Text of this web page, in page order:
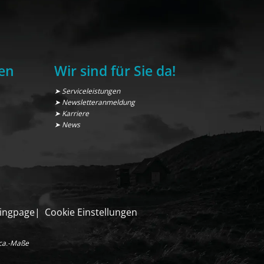
Wir sind für Sie da!
➤ Serviceleistungen
➤ Newsletteranmeldung
➤ Karriere
➤ News
Cookie Einstellungen
Maße